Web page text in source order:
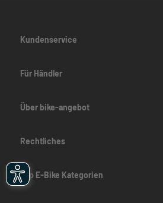
Kundenservice
Für Händler
Über bike-angebot
Rechtliches
Top E-Bike Kategorien